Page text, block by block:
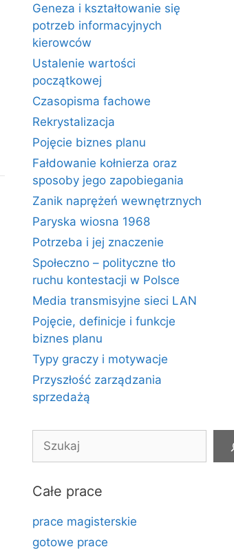
Geneza i kształtowanie się
potrzeb informacyjnych
kierowców
Ustalenie wartości
początkowej
Czasopisma fachowe
Rekrystalizacja
Pojęcie biznes planu
Fałdowanie kołnierza oraz
sposoby jego zapobiegania
Zanik naprężeń wewnętrznych
Paryska wiosna 1968
Potrzeba i jej znaczenie
Społeczno – polityczne tło
ruchu kontestacji w Polsce
Media transmisyjne sieci LAN
Pojęcie, definicje i funkcje
biznes planu
Typy graczy i motywacje
Przyszłość zarządzania
sprzedażą
Szukaj
Całe prace
prace magisterskie
gotowe prace